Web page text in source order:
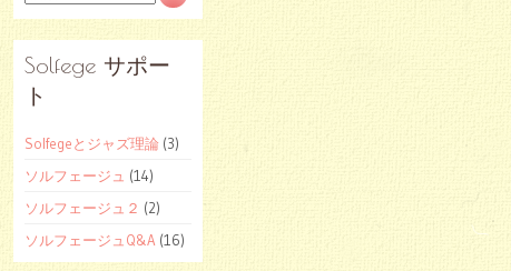
Solfege サポー
ト
Solfegeとジャズ理論 (3)
ソルフェージュ (14)
ソルフェージュ２ (2)
ソルフェージュQ&A (16)